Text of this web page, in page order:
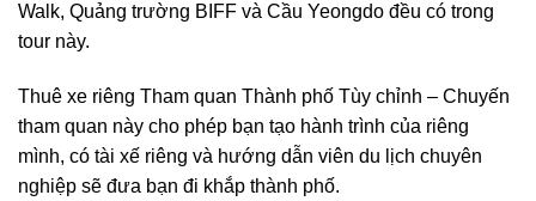
Walk, Quảng trường BIFF và Cầu Yeongdo đều có trong
tour này.
Thuê xe riêng Tham quan Thành phố Tùy chỉnh – Chuyến
tham quan này cho phép bạn tạo hành trình của riêng
mình, có tài xế riêng và hướng dẫn viên du lịch chuyên
nghiệp sẽ đưa bạn đi khắp thành phố.